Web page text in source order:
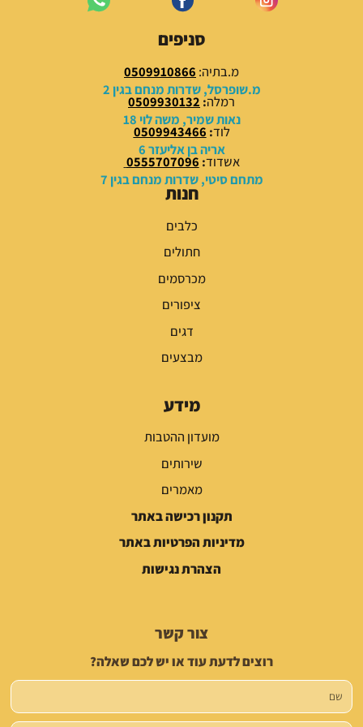
1
0
.
0
0
₪
.
0
0
₪
.
סניפים
מ.בתיה: 0509910866
מ.שופרסל, שדרות מנחם בגין 2
רמלה:
0509930132
נאות שמיר, משה לוי 18
לוד:
0509943466
אריה בן אליעזר 6
אשדוד:
0555707096
מתחם סיטי, שדרות מנחם בגין 7
חנות
כלבים
חתולים
מכרסמים
ציפורים
דגים
מבצעים
מידע
מועדון ההטבות
שירותים
מאמרים
תקנון רכישה באתר
מדיניות הפרטיות באתר
הצהרת נגישות
צור קשר
רוצים לדעת עוד או יש לכם שאלה?
שם